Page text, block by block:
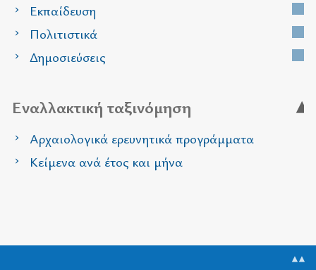
Εκπαίδευση
Πολιτιστικά
Δημοσιεύσεις
Εναλλακτική ταξινόμηση
Αρχαιολογικά ερευνητικά προγράμματα
Κείμενα ανά έτος και μήνα
▲▲